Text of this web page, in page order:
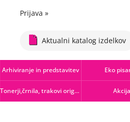
Prijava »
Aktualni katalog izdelkov
Arhiviranje in predstavitev Eko
Tonerji,črnila, trakovi orig.-rec. Akcija